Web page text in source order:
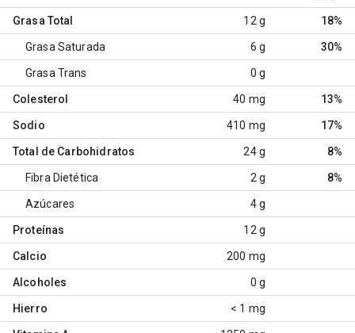
Grasa Total 12 g 18%
Grasa Saturada 6 g 30%
Grasa Trans 0 g
Colesterol 40 mg 13%
Sodio 410 mg 17%
Total de Carbohidratos 24 g 8%
Fibra Dietética 2 g 8%
Azúcares 4 g
Proteínas 12 g
Calcio 200 mg
Alcoholes 0 g
Hierro < 1 mg